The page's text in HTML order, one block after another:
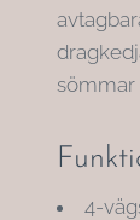
sömmar
4-